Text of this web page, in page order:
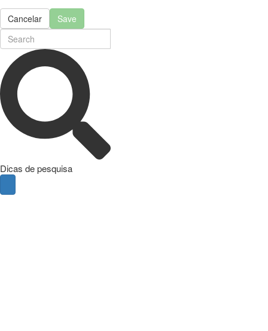
Cancelar Save
Dicas de pesquisa